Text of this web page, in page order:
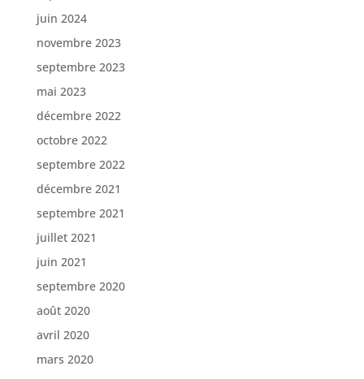
juin 2024
novembre 2023
septembre 2023
mai 2023
décembre 2022
octobre 2022
septembre 2022
décembre 2021
septembre 2021
juillet 2021
juin 2021
septembre 2020
août 2020
avril 2020
mars 2020